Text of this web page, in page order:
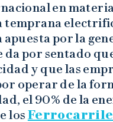
en
temprana
por la
por sentado
y que las
operar de la
el 90% de la
los